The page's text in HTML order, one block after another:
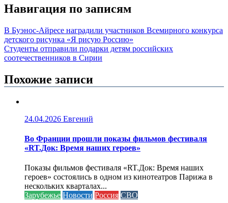
Навигация по записям
В Буэнос-Айресе наградили участников Всемирного конкурса
детского рисунка «Я рисую Россию»
Студенты отправили подарки детям российских
соотечественников в Сирии
Похожие записи
24.04.2026 Евгений
Во Франции прошли показы фильмов фестиваля
«RT.Док: Время наших героев»
Показы фильмов фестиваля «RT.Док: Время наших
героев» состоялись в одном из кинотеатров Парижа в
нескольких кварталах...
Зарубежье Новости Россия СВО